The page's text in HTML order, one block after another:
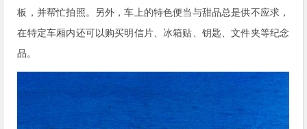
板，并帮忙拍照。另外，车上的特色便当与甜品总是供不应求，
在特定车厢内还可以购买明信片、冰箱贴、钥匙、文件夹等纪念
品。